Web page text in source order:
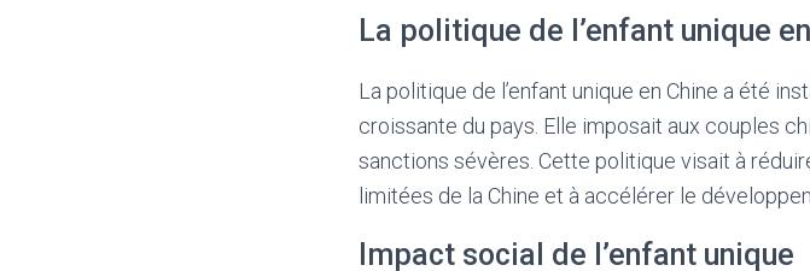
La politique de l’enfant unique
La politique de l’enfant unique en Chine a été
croissante du pays. Elle imposait aux couples
sanctions sévères. Cette politique visait à
limitées de la Chine et à accélérer le
Impact social de l’enfant unique